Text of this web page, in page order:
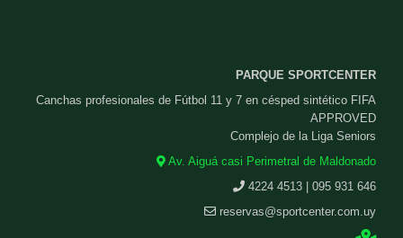
PARQUE SPORTCENTER
Canchas profesionales de Fútbol 11 y 7 en césped sintético FIFA
APPROVED
Complejo de la Liga Seniors
Av. Aiguá casi Perimetral de Maldonado
4224 4513 | 095 931 646
reservas@sportcenter.com.uy